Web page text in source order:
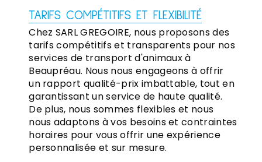
TARIFS COMPÉTITIFS ET FLEXIBILITÉ
Chez SARL GREGOIRE, nous proposons des
tarifs compétitifs et transparents pour nos
services de transport d'animaux à
Beaupréau. Nous nous engageons à offrir
un rapport qualité-prix imbattable, tout en
garantissant un service de haute qualité.
De plus, nous sommes flexibles et nous
nous adaptons à vos besoins et contraintes
horaires pour vous offrir une expérience
personnalisée et sur mesure.